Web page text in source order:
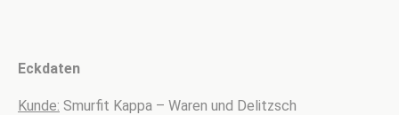
Eckdaten
Kunde: Smurfit Kappa – Waren und Delitzsch